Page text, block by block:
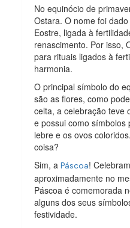
No equinócio de
Ostara. O nome foi
Eostre, ligada à
renascimento. Por isso,
para rituais ligados à
harmonia.
O principal símbolo do
são as flores, como
celta, a celebração teve
e possui como símbolos
lebre e os ovos
coisa?
Sim, aPáscoa!
aproximadamente no
Páscoa é comemorada
alguns dos seus
festividade.